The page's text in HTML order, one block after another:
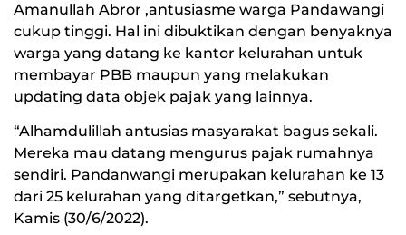
Amanullah Abror ,antusiasme warga Pandawangi
cukup tinggi. Hal ini dibuktikan dengan benyaknya
warga yang datang ke kantor kelurahan untuk
membayar PBB maupun yang melakukan
updating data objek pajak yang lainnya.
“Alhamdulillah antusias masyarakat bagus sekali.
Mereka mau datang mengurus pajak rumahnya
sendiri. Pandanwangi merupakan kelurahan ke 13
dari 25 kelurahan yang ditargetkan,” sebutnya,
Kamis (30/6/2022).